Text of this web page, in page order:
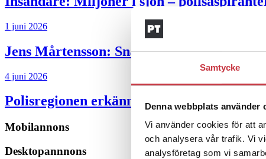
Samtycke
Denna webbplats använder
Vi använder cookies för att
och analysera vår trafik. Vi
analysföretag som vi
1 juni 2026
Jens Mårtensson: Snart 20 år i tjänst – nu
4 juni 2026
Polisregionen erkänner fel: ”Kommer att
Mobilannons
Desktopannnons